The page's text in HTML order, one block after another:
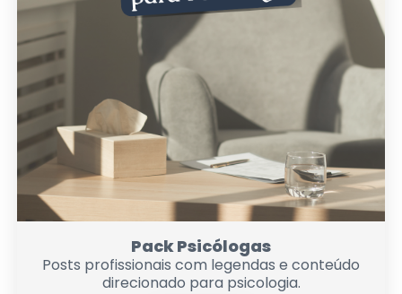
Pack Psicólogas
Posts profissionais com legendas e conteúdo
direcionado para psicologia.